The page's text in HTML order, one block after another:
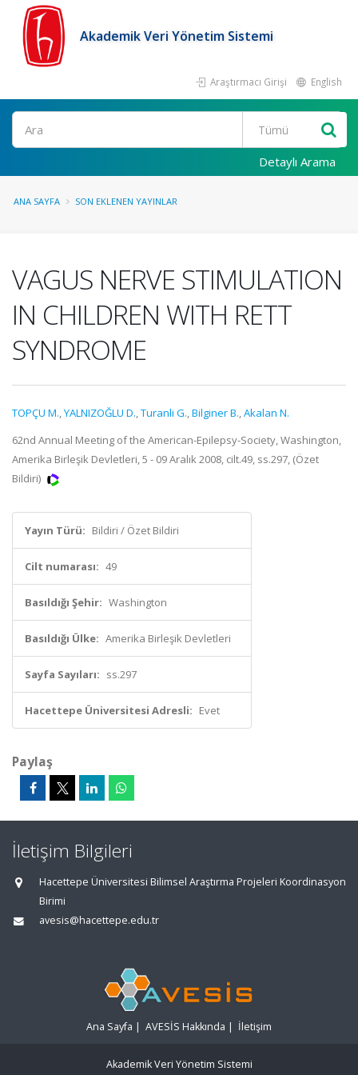
Akademik Veri Yönetim Sistemi
Araştırmacı Girişi English
Ara
Detaylı Arama
ANA SAYFA SON EKLENEN YAYINLAR
VAGUS NERVE STIMULATION
IN CHILDREN WITH RETT
SYNDROME
TOPÇU M.,YALNIZOĞLU D.,Turanli G.,Bilginer B.,Akalan N.
62nd Annual Meeting of the American-Epilepsy-Society, Washington,
Amerika Birleşik Devletleri, 5 - 09 Aralık 2008, cilt.49, ss.297, (Özet
Bildiri)
Yayın Türü: Bildiri / Özet Bildiri
Cilt numarası: 49
Basıldığı Şehir: Washington
Basıldığı Ülke: Amerika Birleşik Devletleri
Sayfa Sayıları: ss.297
Hacettepe Üniversitesi Adresli: Evet
Paylaş
İletişim Bilgileri
Hacettepe Üniversitesi Bilimsel Araştırma Projeleri Koordinasyon
Birimi
avesis@hacettepe.edu.tr
Ana Sayfa | AVESİS Hakkında | İletişim
Akademik Veri Yönetim Sistemi